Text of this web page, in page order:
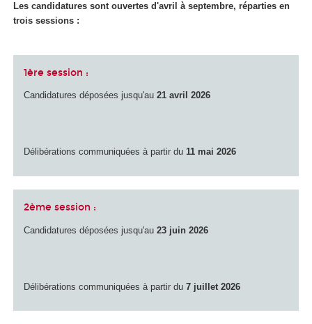
Les candidatures sont ouvertes d'avril à septembre, réparties en
trois sessions :
1ère session :
Candidatures déposées jusqu'au 21 avril 2026
Délibérations communiquées à partir du 11 mai 2026
2ème session :
Candidatures déposées jusqu'au 23 juin 2026
Délibérations communiquées à partir du 7 juillet 2026